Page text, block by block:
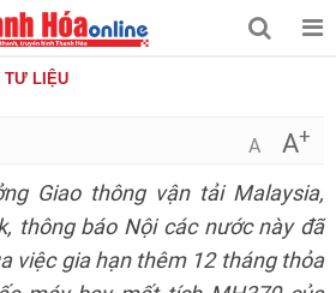
TƯ LIỆU
A A+
Giao thông vận tải Malaysia,
thông báo Nội các nước này đã
việc gia hạn thêm 12 tháng thỏa